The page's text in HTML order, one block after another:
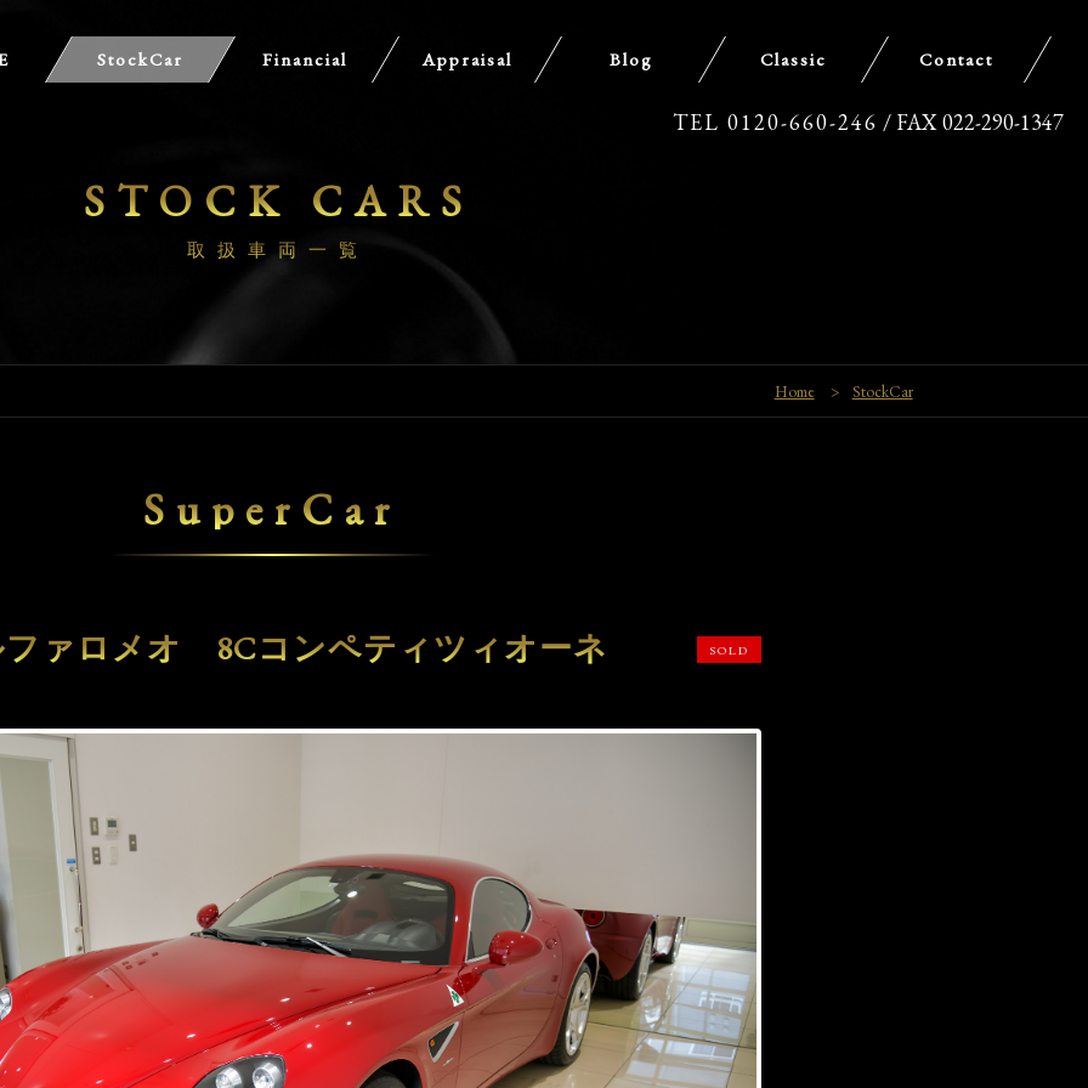
TEL 0120-660-246 / FAX 022-290-1347
StockCar Financial Appraisal Blog Classic Contact
STOCK CARS
取扱車両一覧
Home > StockCar
SuperCar
ァロメオ 8Cコンペティツィオーネ SOLD